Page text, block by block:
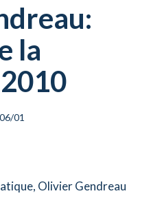
la
01
Olivier Gendreau